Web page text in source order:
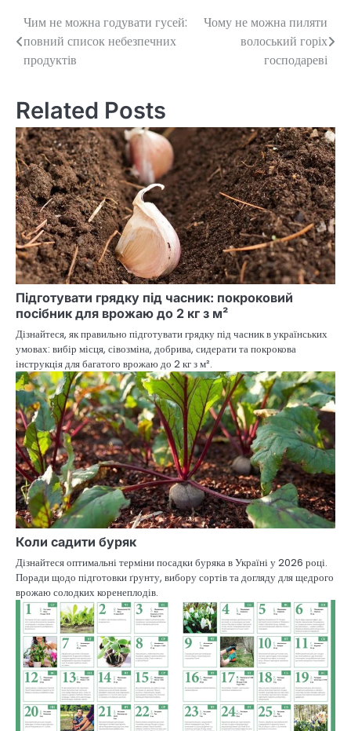
Post
navigation
Чим не можна годувати гусей:
повний список небезпечних
продуктів
Чому не можна пиляти
волоський горіх
господареві
Related Posts
Підготувати грядку під часник: покроковий
посібник для врожаю до 2 кг з м²
Дізнайтеся, як правильно підготувати грядку під часник в українських
умовах: вибір місця, сівозміна, добрива, сидерати та покрокова
інструкція для багатого врожаю до 2 кг з м².
Коли садити буряк
Дізнайтеся оптимальні терміни посадки буряка в Україні у 2026 році.
Поради щодо підготовки ґрунту, вибору сортів та догляду для щедрого
врожаю солодких коренеплодів.